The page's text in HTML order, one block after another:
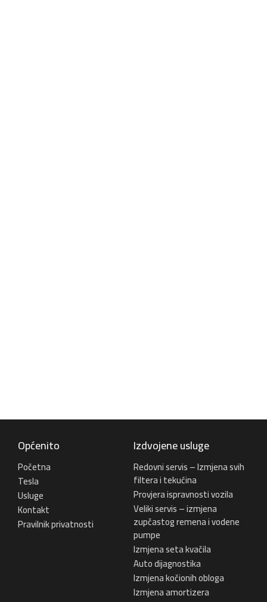
Općenito
Početna
Tesla
Usluge
Kontakt
Pravilnik privatnosti
Izdvojene usluge
Redovni servis – Izmjena svih
filtera i tekućina
Provjera ispravnosti vozila
Veliki servis – izmjena
zupčastog remena i vodene
pumpe
Izmjena seta kvačila
Auto dijagnostika
Izmjena kočionih obloga
Izmjena amortizera